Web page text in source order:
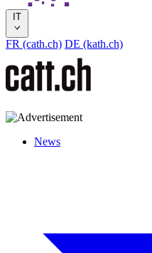
IT
FR (cath.ch) DE (kath.ch)
News